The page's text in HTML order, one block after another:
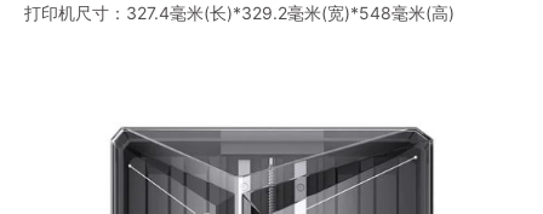
打印机尺寸：327.4毫米(长)*329.2毫米(宽)*548毫米(高)